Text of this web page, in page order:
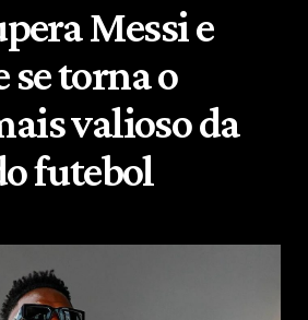
Messi e
se torna o
valioso da
futebol